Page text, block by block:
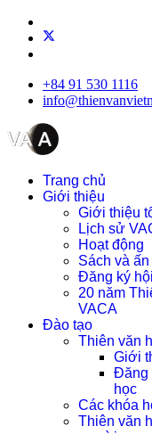
+84 91 530 1116
Trang chủ
Giới thiệu
Giới thiệu
Lịch sử
Hoạt động
Sách và
Đăng ký
20 năm
VACA
Đào tạo
Thiên văn
Giới
Đăng
học
Các khóa
Thiên văn